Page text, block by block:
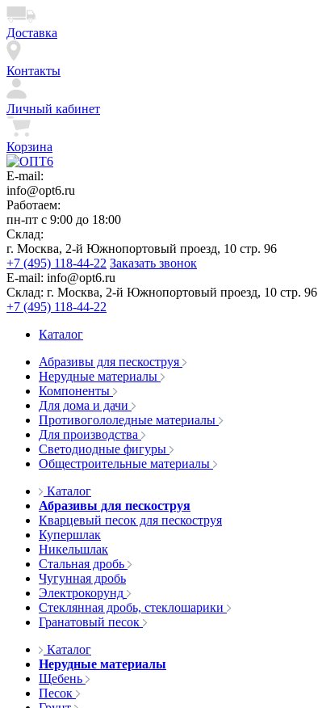
Доставка
Контакты
Личный кабинет
Корзина
E-mail:
info@opt6.ru
Работаем:
пн-пт с 9:00 до 18:00
Склад:
г. Москва, 2-й Южнопортовый проезд, 10 стр. 96
+7 (495) 118-44-22 Заказать звонок
E-mail: info@opt6.ru
Склад: г. Москва, 2-й Южнопортовый проезд, 10 стр. 96
+7 (495) 118-44-22
Каталог
Абразивы для пескоструя
Нерудные материалы
Компоненты
Для дома и дачи
Противогололедные материалы
Для производства
Светодиодные фигуры
Общестроительные материалы
Каталог
Абразивы для пескоструя
Кварцевый песок для пескоструя
Купершлак
Никельшлак
Стальная дробь
Чугунная дробь
Электрокорунд
Стеклянная дробь, стеклошарики
Гранатовый песок
Каталог
Нерудные материалы
Щебень
Песок